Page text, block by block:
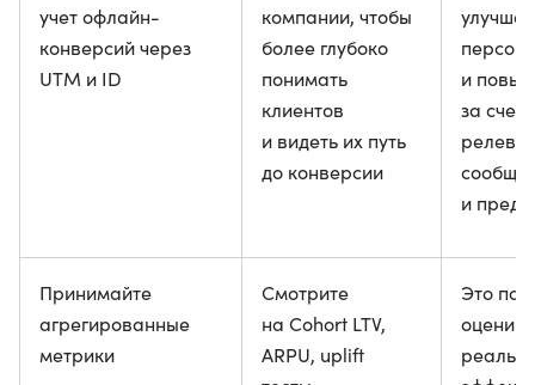
учет офлайн-
конверсий через
UTM и ID
компании, чтобы
более глубоко
понимать
клиентов
и видеть их путь
до конверсии
и
за счет
и
Принимайте
агрегированные
метрики
Смотрите
на Cohort LTV,
ARPU, uplift
Это